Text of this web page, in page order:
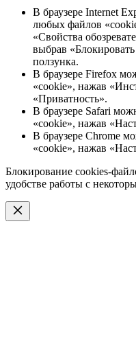
В браузере Internet
любых файлов
«Свойства
выбрав
ползунка.
В браузере Firefox
«cookie», нажав
«Приватность».
В браузере Safari
«cookie», нажав
В браузере Chrome
«cookie», нажав
Блокирование cookies-
удобстве работы с